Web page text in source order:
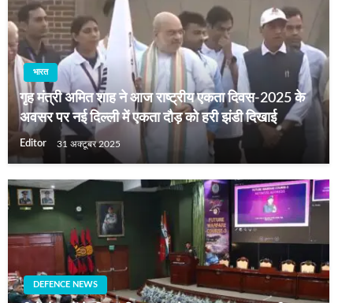
भारत
गृह मंत्री अमित शाह ने आज राष्ट्रीय एकता दिवस-2025 के
अवसर पर नई दिल्ली में एकता दौड़ को हरी झंडी दिखाई
Editor 31 अक्टूबर 2025
DEFENCE NEWS